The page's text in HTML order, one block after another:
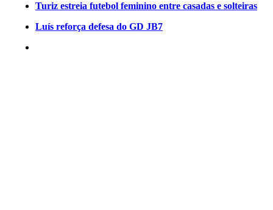
Turiz estreia futebol feminino entre casadas e solteiras
Luís reforça defesa do GD JB7